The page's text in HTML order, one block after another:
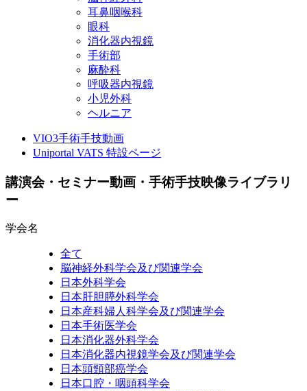
耳鼻咽喉科
眼科
消化器内視鏡
手術部
麻酔科
呼吸器内視鏡
小児外科
ヘルニア
VIO3手術手技動画
Uniportal VATS 特設ページ
講演会・セミナー動画・手術手技映像ライブラリ
ー
学会名
全て
脳神経外科学会及び関連学会
日本外科学会
日本肝胆膵外科学会
日本産科婦人科学会及び関連学会
日本手術医学会
日本消化器外科学会
日本消化器内視鏡学会及び関連学会
日本頭頸部癌学会
日本口腔・咽頭科学会